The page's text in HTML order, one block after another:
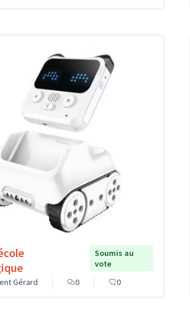
Soumis au
vote
Gérard
0 0